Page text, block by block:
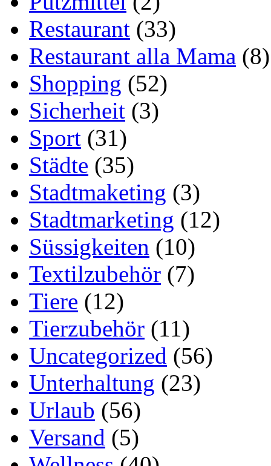
Restaurant (33)
Restaurant alla Mama (8)
Shopping (52)
Sicherheit (3)
Sport (31)
Städte (35)
Stadtmaketing (3)
Stadtmarketing (12)
Süssigkeiten (10)
Textilzubehör (7)
Tiere (12)
Tierzubehör (11)
Uncategorized (56)
Unterhaltung (23)
Urlaub (56)
Versand (5)